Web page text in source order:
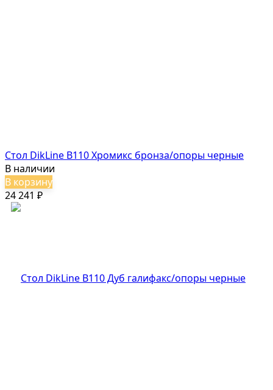
Стол DikLine B110 Хромикс бронза/опоры черные
В наличии
В корзину
24 241 ₽